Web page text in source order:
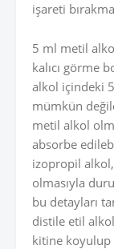
işareti
5 ml metil
kalıcı görme
alkol içindeki
mümkün
metil alkol
absorbe
izopropil
olmasıyla
bu detayları
distile etil
kitine koyulup